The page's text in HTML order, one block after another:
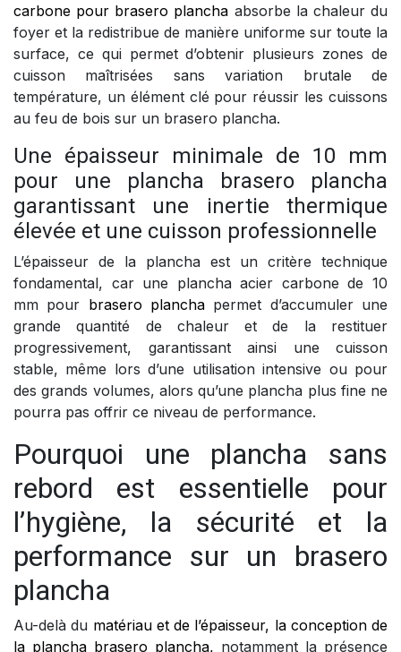
carbone pour brasero plancha absorbe la chaleur du
foyer et la redistribue de manière uniforme sur toute la
surface, ce qui permet d’obtenir plusieurs zones de
cuisson maîtrisées sans variation brutale de
température, un élément clé pour réussir les cuissons
au feu de bois sur un brasero plancha.
Une épaisseur minimale de 10 mm
pour une plancha brasero plancha
garantissant une inertie thermique
élevée et une cuisson professionnelle
L’épaisseur de la plancha est un critère technique
fondamental, car une plancha acier carbone de 10
mm pour brasero plancha permet d’accumuler une
grande quantité de chaleur et de la restituer
progressivement, garantissant ainsi une cuisson
stable, même lors d’une utilisation intensive ou pour
des grands volumes, alors qu’une plancha plus fine ne
pourra pas offrir ce niveau de performance.
Pourquoi une plancha sans
rebord est essentielle pour
l’hygiène, la sécurité et la
performance sur un brasero
plancha
Au-delà du matériau et de l’épaisseur, la conception de
la plancha brasero plancha, notamment la présence